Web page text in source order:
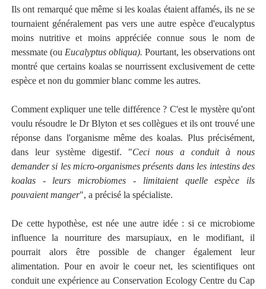
Ils ont remarqué que même si les koalas étaient affamés, ils ne se
tournaient généralement pas vers une autre espèce d'eucalyptus
moins nutritive et moins appréciée connue sous le nom de
messmate (ou Eucalyptus obliqua).Pourtant, les observations ont
montré que certains koalas se nourrissent exclusivement de cette
espèce et non du gommier blanc comme les autres.
Comment expliquer une telle différence ? C'est le mystère qu'ont
voulu résoudre le Dr Blyton et ses collègues et ils ont trouvé une
réponse dans l'organisme même des koalas. Plus précisément,
dans leur système digestif. "Ceci nous a conduit à nous
demander si les micro-organismes présents dans les intestins des
koalas - leurs microbiomes - limitaient quelle espèce ils
pouvaient manger", a précisé la spécialiste.
De cette hypothèse, est née une autre idée : si ce microbiome
influence la nourriture des marsupiaux, en le modifiant, il
pourrait alors être possible de changer également leur
alimentation. Pour en avoir le coeur net, les scientifiques ont
conduit une expérience au Conservation Ecology Centre du Cap